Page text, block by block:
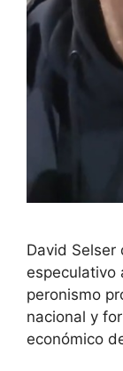
David Selser
especulativo
peronismo
nacional y
económico